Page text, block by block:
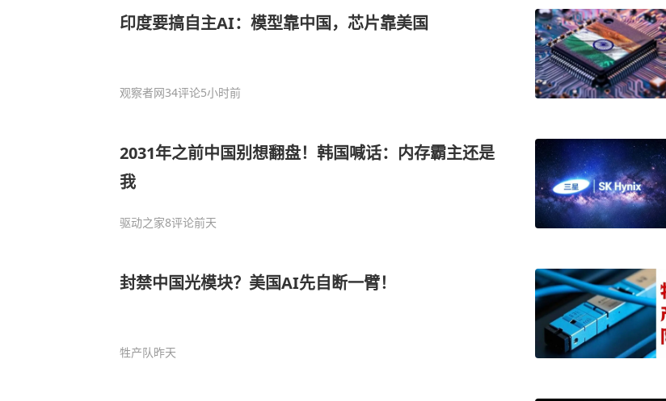
印度要搞自主AI：模型靠中国，芯片靠美国
观察者网34评论5小时前
2031年之前中国别想翻盘！韩国喊话：内存霸主还是
我
驱动之家8评论前天
封禁中国光模块？美国AI先自断一臂！
牲产队昨天